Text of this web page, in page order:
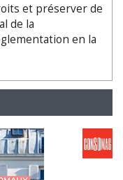
et préserver de
de la
en la